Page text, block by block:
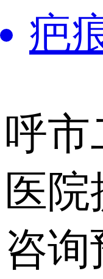
疤
呼市
医
咨询